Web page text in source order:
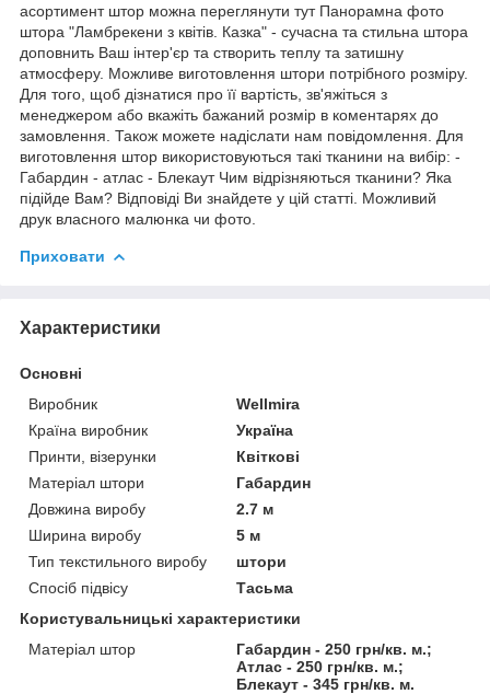
асортимент штор можна переглянути тут Панорамна фото
штора "Ламбрекени з квітів. Казка" - сучасна та стильна штора
доповнить Ваш інтер'єр та створить теплу та затишну
атмосферу. Можливе виготовлення штори потрібного розміру.
Для того, щоб дізнатися про її вартість, зв'яжіться з
менеджером або вкажіть бажаний розмір в коментарях до
замовлення. Також можете надіслати нам повідомлення. Для
виготовлення штор використовуються такі тканини на вибір: -
Габардин - атлас - Блекаут Чим відрізняються тканини? Яка
підійде Вам? Відповіді Ви знайдете у цій статті. Можливий
друк власного малюнка чи фото.
Приховати
Характеристики
Основні
Виробник
Wellmira
Країна виробник
Україна
Принти, візерунки
Квіткові
Матеріал штори
Габардин
Довжина виробу
2.7 м
Ширина виробу
5 м
Тип текстильного виробу
штори
Спосіб підвісу
Тасьма
Користувальницькі характеристики
Матеріал штор
Габардин - 250 грн/кв. м.;
Атлас - 250 грн/кв. м.;
Блекаут - 345 грн/кв. м.